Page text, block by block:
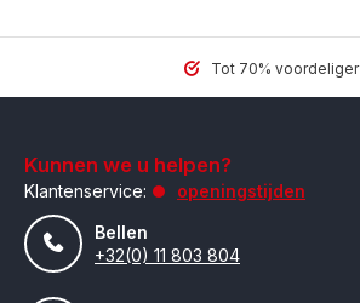
Tot 70% voordeliger
Kunnen we u helpen?
Klantenservice:
openingstijden
Bellen
+32(0) 11 803 804